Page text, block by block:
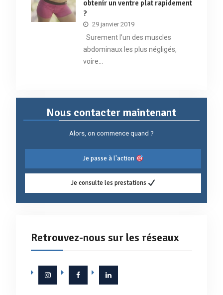
obtenir un ventre plat rapidement
?
29 janvier 2019
Surement l’un des muscles
abdominaux les plus négligés,
voire…
Nous contacter maintenant
Alors, on commence quand ?
Je passe à l'action
Je consulte les prestations
Retrouvez-nous sur les réseaux